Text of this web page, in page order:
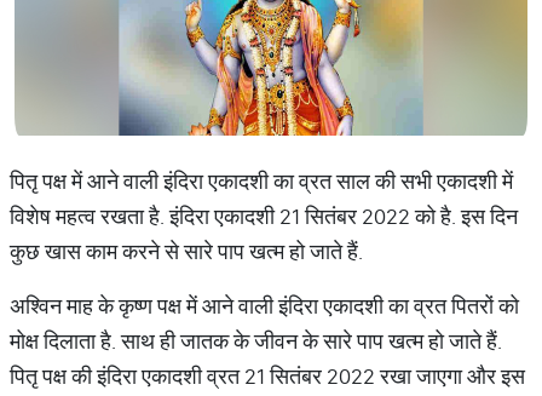
पितृ पक्ष में आने वाली इंदिरा एकादशी का व्रत साल की सभी एकादशी में
विशेष महत्व रखता है. इंदिरा एकादशी 21 सितंबर 2022 को है. इस दिन
कुछ खास काम करने से सारे पाप खत्म हो जाते हैं.
अश्विन माह के कृष्ण पक्ष में आने वाली इंदिरा एकादशी का व्रत पितरों को
मोक्ष दिलाता है. साथ ही जातक के जीवन के सारे पाप खत्म हो जाते हैं.
पितृ पक्ष की इंदिरा एकादशी व्रत 21 सितंबर 2022 रखा जाएगा और इस